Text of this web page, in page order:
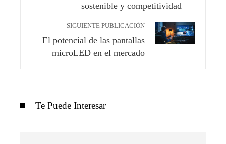
sostenible y competitividad
SIGUIENTE PUBLICACIÓN
El potencial de las pantallas
microLED en el mercado
Te Puede Interesar